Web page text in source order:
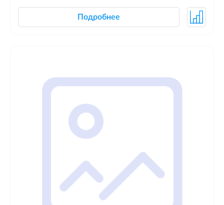
Подробнее